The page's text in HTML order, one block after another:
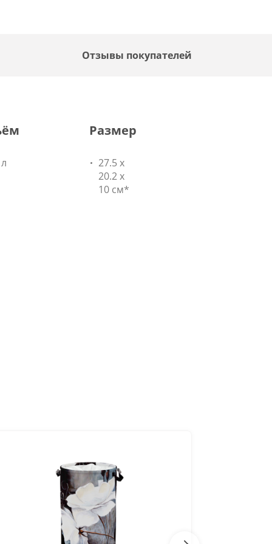
Отзывы покупателей
Размер
27.5 х
20.2 х
10 см*